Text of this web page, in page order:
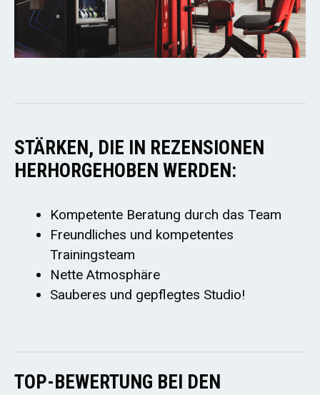
STÄRKEN, DIE IN REZENSIONEN
HERHORGEHOBEN WERDEN:
Kompetente Beratung durch das Team
Freundliches und kompetentes
Trainingsteam
Nette Atmosphäre
Sauberes und gepflegtes Studio!
TOP-BEWERTUNG BEI DEN